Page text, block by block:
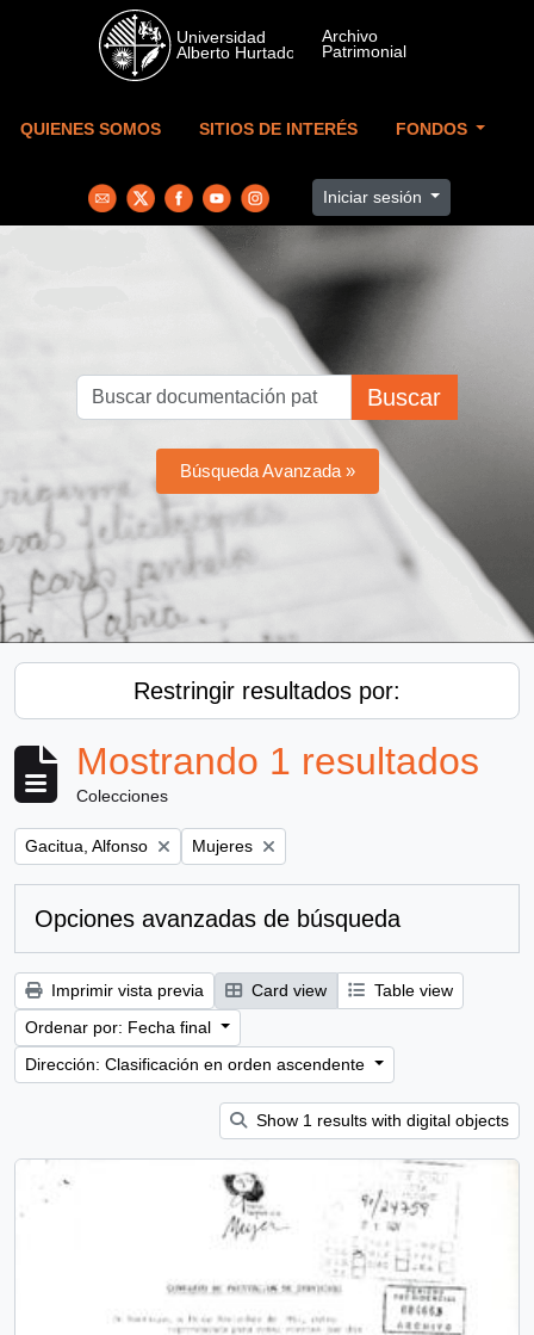
Skip to main content
QUIENES SOMOS SITIOS DE INTERÉS FONDOS
Iniciar sesión
Buscar
Búsqueda Avanzada »
Restringir resultados por:
Mostrando 1 resultados
Colecciones
Remove filter:
Gacitua, Alfonso Remove filter:
Mujeres
Opciones avanzadas de búsqueda
Imprimir vista previa Card view
Table view
Ordenar por: Fecha final
Dirección: Clasificación en orden ascendente
Show 1 results with digital objects